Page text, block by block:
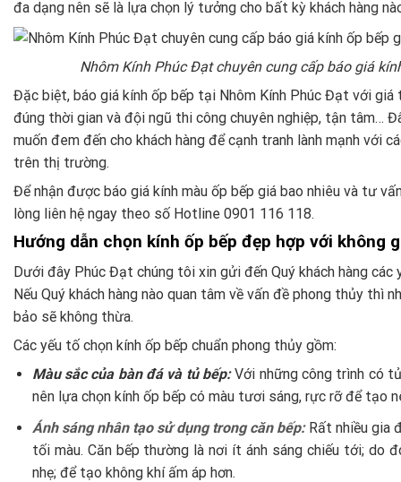
đa dạng nên sẽ là lựa chọn lý tưởng cho bất kỳ khách hàng
Nhôm Kính Phúc Đạt chuyên cung cấp báo giá
Đặc biệt, báo giá kính ốp bếp tại Nhôm Kính Phúc Đạt với giá
đúng thời gian và đội ngũ thi công chuyên nghiệp, tận tâm…
muốn đem đến cho khách hàng để cạnh tranh lành mạnh với
trên thị trường.
Để nhận được báo giá kính màu ốp bếp giá bao nhiêu và tư
lòng liên hệ ngay theo số Hotline 0901 116 118.
Hướng dẫn chọn kính ốp bếp đẹp hợp với không
Dưới đây Phúc Đạt chúng tôi xin gửi đến Quý khách hàng
Nếu Quý khách hàng nào quan tâm về vấn đề phong thủy thì
bảo sẽ không thừa.
Các yếu tố chọn kính ốp bếp chuẩn phong thủy gồm:
Màu sắc của bàn đá và tủ bếp:Với những công trình có
nên lựa chọn kính ốp bếp có màu tươi sáng, rực rỡ để tạo
Ánh sáng nhân tạo sử dụng trong căn bếp: Rất nhiều gia
tối màu. Căn bếp thường là nơi ít ánh sáng chiếu tới; do
nhẹ; để tạo không khí ấm áp hơn.